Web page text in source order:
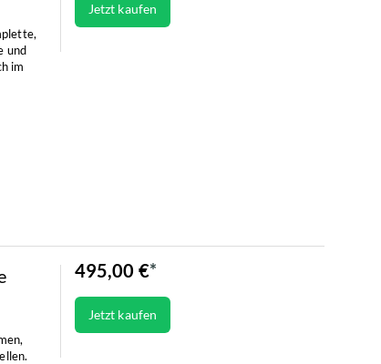
und
im
Jetzt kaufen
495,00 €
Jetzt kaufen